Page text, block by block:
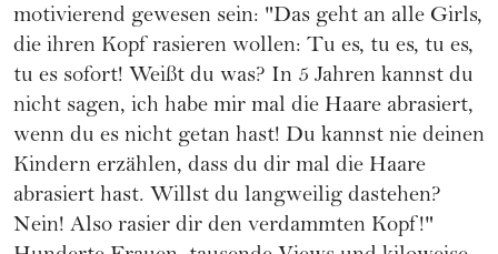
motivierend gewesen sein: "Das geht an alle Girls,
die ihren Kopf rasieren wollen: Tu es, tu es, tu es,
tu es sofort! Weißt du was? In 5 Jahren kannst du
nicht sagen, ich habe mir mal die Haare abrasiert,
wenn du es nicht getan hast! Du kannst nie deinen
Kindern erzählen, dass du dir mal die Haare
abrasiert hast. Willst du langweilig dastehen?
Nein! Also rasier dir den verdammten Kopf!"